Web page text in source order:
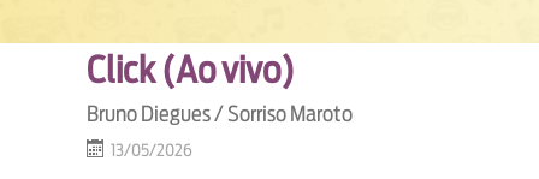
Click (Ao vivo)
Bruno Diegues / Sorriso Maroto
13/05/2026